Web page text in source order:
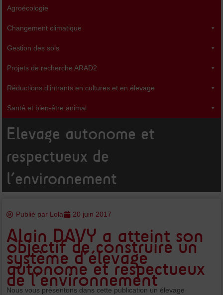
Agroécologie
Changement climatique
Gestion des sols
Projets de recherche ARAD2
Réductions d'intrants en cultures et en élevage
Santé et bien-être animal
Elevage autonome et
respectueux de
l’environnement
Publié par Lola 20 juin 2017
Alain DAVY a atteint son
objectif de construire un
système d’élevage
autonome et respectueux
de l’environnement
Nous vous présentons dans cette publication un élevage